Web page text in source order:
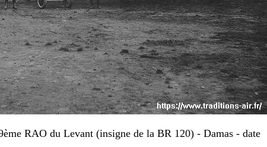
RAO du Levant (insigne de la BR 120) - Damas - date